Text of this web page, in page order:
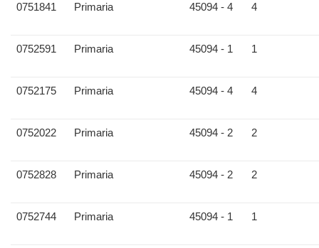
0751841 Primaria 45094 - 4 4
0752591 Primaria 45094 - 1 1
0752175 Primaria 45094 - 4 4
0752022 Primaria 45094 - 2 2
0752828 Primaria 45094 - 2 2
0752744 Primaria 45094 - 1 1